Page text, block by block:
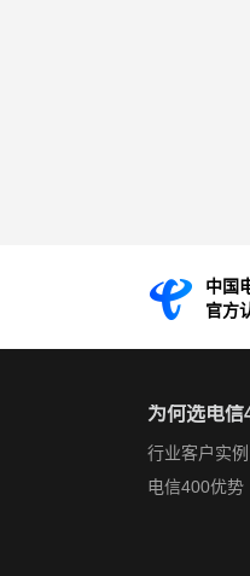
中国
官方
为何选电信
行业客户实例
电信400优势